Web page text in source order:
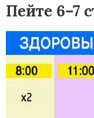
Пейте 6–7